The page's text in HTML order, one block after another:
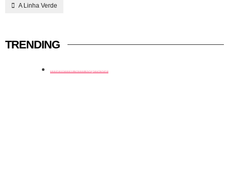
A Linha Verde
TRENDING
história em tópicos